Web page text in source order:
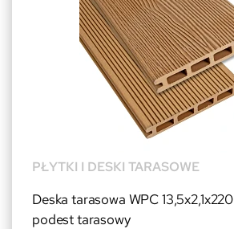
PŁYTKI I DESKI TARASOWE
Deska tarasowa WPC
podest tarasowy